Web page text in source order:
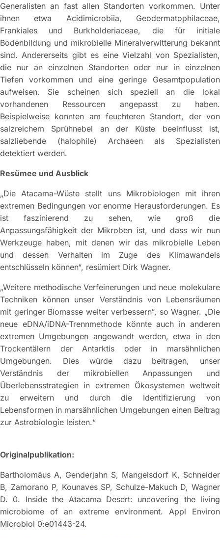
Generalisten an fast allen Standorten vorkommen. Unter
ihnen etwa Acidimicrobiia, Geodermatophilaceae,
Frankiales und Burkholderiaceae, die für initiale
Bodenbildung und mikrobielle Mineralverwitterung bekannt
sind. Andererseits gibt es eine Vielzahl von Spezialisten,
die nur an einzelnen Standorten oder nur in einzelnen
Tiefen vorkommen und eine geringe Gesamtpopulation
aufweisen. Sie scheinen sich speziell an die lokal
vorhandenen Ressourcen angepasst zu haben.
Beispielweise konnten am feuchteren Standort, der von
salzreichem Sprühnebel an der Küste beeinflusst ist,
salzliebende (halophile) Archaeen als Spezialisten
detektiert werden.
Resümee und Ausblick
„Die Atacama-Wüste stellt uns Mikrobiologen mit ihren
extremen Bedingungen vor enorme Herausforderungen. Es
ist faszinierend zu sehen, wie groß die
Anpassungsfähigkeit der Mikroben ist, und dass wir nun
Werkzeuge haben, mit denen wir das mikrobielle Leben
und dessen Verhalten im Zuge des Klimawandels
entschlüsseln können“, resümiert Dirk Wagner.
„Weitere methodische Verfeinerungen und neue molekulare
Techniken können unser Verständnis von Lebensräumen
mit geringer Biomasse weiter verbessern“, so Wagner. „Die
neue eDNA/iDNA-Trennmethode könnte auch in anderen
extremen Umgebungen angewandt werden, etwa in den
Trockentälern der Antarktis oder in marsähnlichen
Umgebungen. Dies würde dazu beitragen, unser
Verständnis der mikrobiellen Anpassungen und
Überlebensstrategien in extremen Ökosystemen weltweit
zu erweitern und durch die Identifizierung von
Lebensformen in marsähnlichen Umgebungen einen Beitrag
zur Astrobiologie leisten.“
Originalpublikation:
Bartholomäus A, Genderjahn S, Mangelsdorf K, Schneider
B, Zamorano P, Kounaves SP, Schulze-Makuch D, Wagner
D. 0. Inside the Atacama Desert: uncovering the living
microbiome of an extreme environment. Appl Environ
Microbiol 0:e01443-24.